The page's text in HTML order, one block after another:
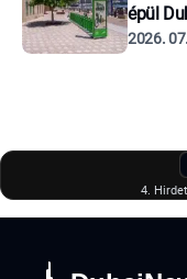
épül
2026.
4.